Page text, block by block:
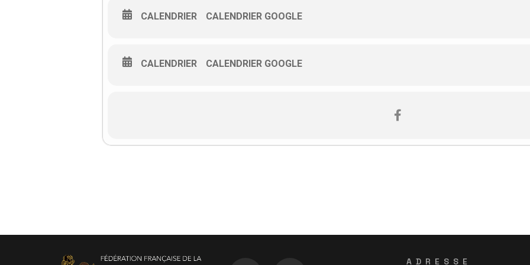
CALENDRIER CALENDRIER GOOGLE
CALENDRIER CALENDRIER GOOGLE
ADRESSE